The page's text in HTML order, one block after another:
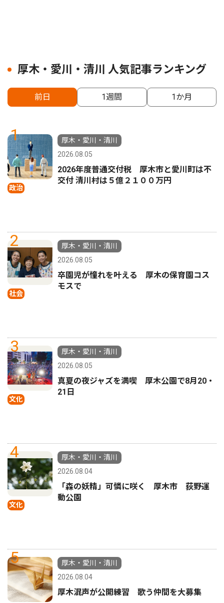
厚木・愛川・清川 人気記事ランキング
前日 1週間 1か月
1
政治
厚木・愛川・清川
2026.08.05
2026年度普通交付税 厚木市と愛川町は不
交付 清川村は５億２１００万円
2
社会
厚木・愛川・清川
2026.08.05
卒園児が憧れを叶える 厚木の保育園コス
モスで
3
文化
厚木・愛川・清川
2026.08.05
真夏の夜ジャズを満喫 厚木公園で8月20・
21日
4
文化
厚木・愛川・清川
2026.08.04
「森の妖精」可憐に咲く 厚木市 荻野運
動公園
5
厚木・愛川・清川
2026.08.04
厚木混声が公開練習 歌う仲間を大募集